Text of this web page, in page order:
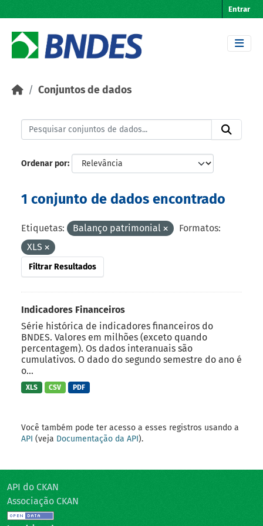
Entrar
Conjuntos de dados
Ordenar por
1 conjunto de dados encontrado
Etiquetas: Balanço patrimonial
Formatos:
XLS
Filtrar Resultados
Indicadores Financeiros
Série histórica de indicadores financeiros do
BNDES. Valores em milhões (exceto quando
percentagem). Os dados interanuais são
cumulativos. O dado do segundo semestre do ano é
o...
XLS CSV PDF
Você também pode ter acesso a esses registros usando a
API (veja Documentação da API).
API do CKAN
Associação CKAN